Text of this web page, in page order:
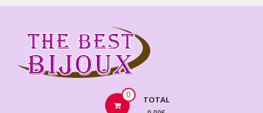
Aller
contenu
0 TOTAL